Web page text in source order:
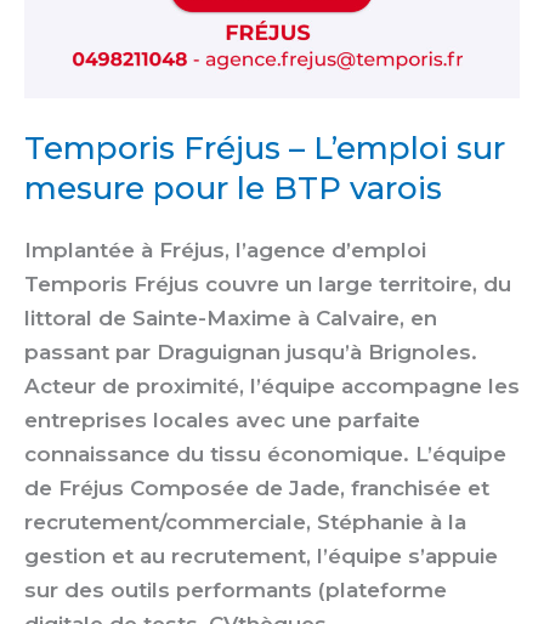
Temporis Fréjus – L’emploi sur
mesure pour le BTP varois
Implantée à Fréjus, l’agence d’emploi
Temporis Fréjus couvre un large territoire, du
littoral de Sainte-Maxime à Calvaire, en
passant par Draguignan jusqu’à Brignoles.
Acteur de proximité, l’équipe accompagne les
entreprises locales avec une parfaite
connaissance du tissu économique. L’équipe
de Fréjus Composée de Jade, franchisée et
recrutement/commerciale, Stéphanie à la
gestion et au recrutement, l’équipe s’appuie
sur des outils performants (plateforme